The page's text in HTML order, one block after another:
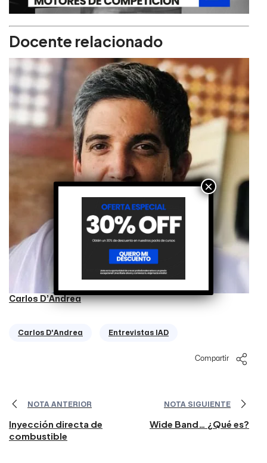
Docente relacionado
Carlos D’Andrea
Carlos D'Andrea Entrevistas IAD
Compartir
NOTA ANTERIOR
Inyección directa de
combustible
NOTA SIGUIENTE
Wide Band… ¿Qué es?
×